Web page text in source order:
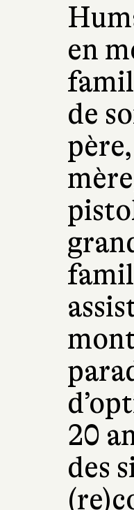
en
de
20
des